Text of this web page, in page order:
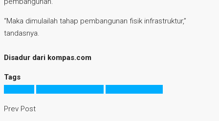
“Maka dimulailah tahap pembangunan fisik infrastruktur,”
tandasnya.
Disadur dari kompas.com
Tags
Prev Post